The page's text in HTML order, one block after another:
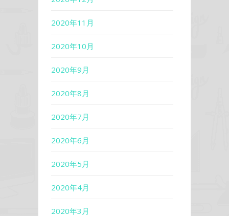
2020年11月
2020年10月
2020年9月
2020年8月
2020年7月
2020年6月
2020年5月
2020年4月
2020年3月